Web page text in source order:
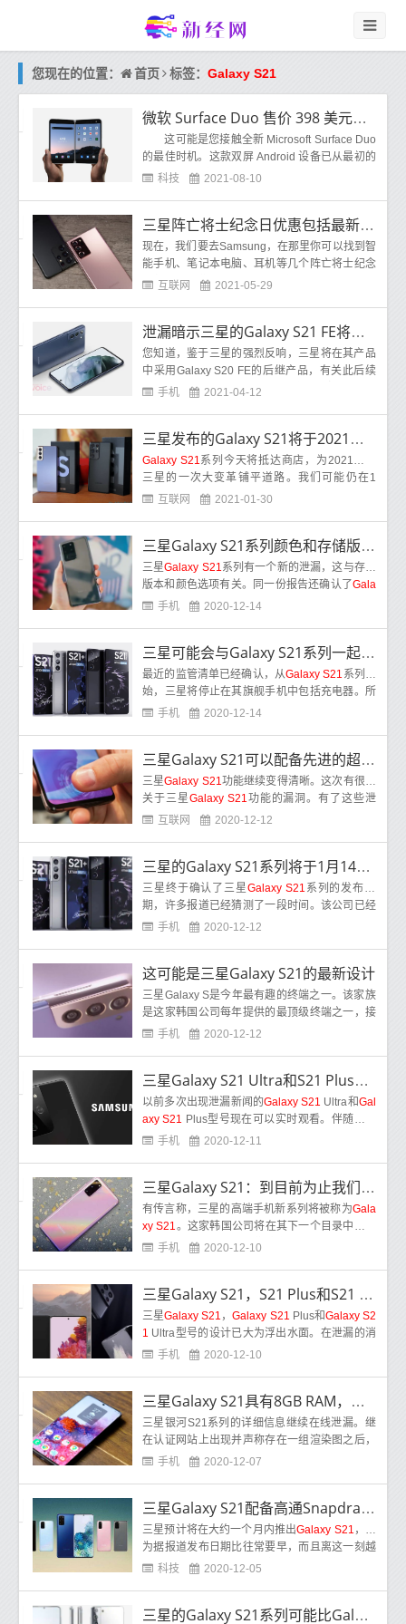
您现在的位置： 首页 标签： Galaxy S21
微软 Surface Duo 售价 398 美元，Galaxy S21 等也在发售
这可能是您接触全新 Microsoft Surface Duo
的最佳时机。这款双屏 Android 设备已从最初的
1,400 美元价格降至 398 美元或
科技 2021-08-10
三星阵亡将士纪念日优惠包括最新的Galaxy S21系列、Galaxy Note 20系列、多台笔记本电脑和更多特别优惠
现在，我们要去Samsung，在那里你可以找到智
能手机、笔记本电脑、耳机等几个阵亡将士纪念
日折扣。我们先从chaebol最新旗舰产品
互联网 2021-05-29
泄漏暗示三星的Galaxy S21 FE将使用“传统”设计
您知道，鉴于三星的强烈反响，三星将在其产品
中采用Galaxy S20 FE的后继产品，有关此后续
措施的细节可能会浮出水面。著名的举报人OnLe
手机 2021-04-12
三星发布的Galaxy S21将于2021年面世
Galaxy S21系列今天将抵达商店，为2021年在
三星的一次大变革铺平道路。我们可能仍在1
月，但三星步履维艰，所有枪支都在燃烧，尤其
互联网 2021-01-30
三星Galaxy S21系列颜色和存储版本曝光
三星Galaxy S21系列有一个新的泄漏，这与存储
版本和颜色选项有关。同一份报告还确认了Gala
xy S21Ultra(Galaxy S21
手机 2020-12-14
三星可能会与Galaxy S21系列一起推出新的30W充电器
最近的监管清单已经确认，从Galaxy S21 系列开
始，三星将停止在其旗舰手机中包括充电器。所
谓的举动可能是受到了苹果的启发，苹果也不再
手机 2020-12-14
三星Galaxy S21可以配备先进的超声波指纹识别器
三星Galaxy S21功能继续变得清晰。这次有很多
关于三星Galaxy S21功能的漏洞。有了这些泄
漏，S21系列的关键技术特征就变得清晰起来。
互联网 2020-12-12
三星的Galaxy S21系列将于1月14日上市
三星终于确认了三星Galaxy S21 系列的发布日
期，许多报道已经猜测了一段时间。该公司已经
确认，三星银河S21系列将在2021年1月14日(虚
手机 2020-12-12
这可能是三星Galaxy S21的最新设计
三星Galaxy S是今年最有趣的终端之一。该家族
是这家韩国公司每年提供的最顶级终端之一，接
下来的家族也不例外。发生的事情是，我们离演
手机 2020-12-12
三星Galaxy S21 Ultra和S21 Plus的泄露信息
以前多次出现泄漏新闻的Galaxy S21 Ultra和Gal
axy S21 Plus型号现在可以实时观看。伴随着这
次泄漏，新一代手机的设计也得到了确认。如
手机 2020-12-11
三星Galaxy S21：到目前为止我们所知道的
有传言称，三星的高端手机新系列将被称为Gala
xy S21。这家韩国公司将在其下一个目录中提供
三种版本，因此应将它们命名为S21，S21 Plus
手机 2020-12-10
三星Galaxy S21，S21 Plus和S21 Ultra详细设计曝光
三星Galaxy S21 ，Galaxy S21 Plus和Galaxy S2
1 Ultra型号的设计已大为浮出水面。在泄漏的消
息中，我们在Galaxy S21
手机 2020-12-10
三星Galaxy S21具有8GB RAM，出现在Geekbench上
三星银河S21系列的详细信息继续在线泄漏。继
在认证网站上出现并声称存在一组渲染图之后，
三星银河S21现在已在Geekbench基准测试网站
手机 2020-12-07
三星Galaxy S21配备高通Snapdragon 888和8GB RAM
三星预计将在大约一个月内推出Galaxy S21 ，因
为据报道发布日期比往常要早，而且离这一刻越
近，有关该设备的更多信息便成为头条新闻。这
科技 2020-12-05
三星的Galaxy S21系列可能比Galaxy S20系列便宜